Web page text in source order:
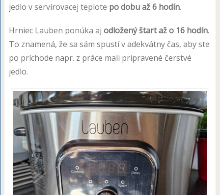
jedlo v servírovacej teplote po dobu až 6 hodín.
Hrniec Lauben ponúka aj odložený štart až o 16 hodín.
To znamená, že sa sám spustí v adekvátny čas, aby ste
po príchode napr. z práce mali pripravené čerstvé
jedlo.